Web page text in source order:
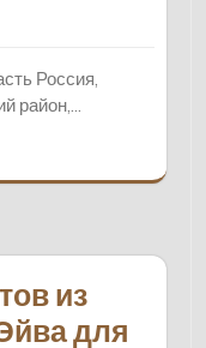
Россия,
район,…
из
для